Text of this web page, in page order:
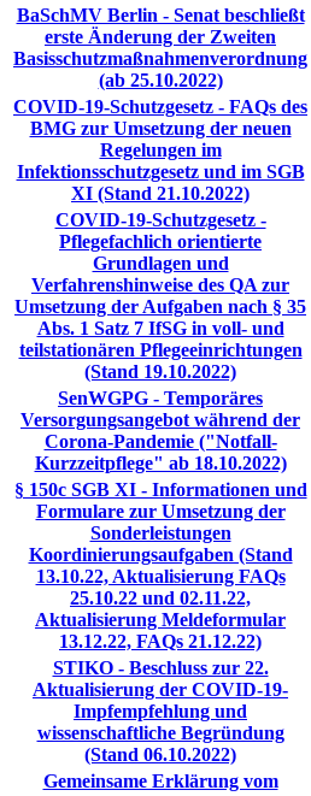
BaSchMV Berlin - Senat beschließt
erste Änderung der Zweiten
Basisschutzmaßnahmenverordnung
(ab 25.10.2022)
COVID-19-Schutzgesetz - FAQs des
BMG zur Umsetzung der neuen
Regelungen im
Infektionsschutzgesetz und im SGB
XI (Stand 21.10.2022)
COVID-19-Schutzgesetz -
Pflegefachlich orientierte
Grundlagen und
Verfahrenshinweise des QA zur
Umsetzung der Aufgaben nach § 35
Abs. 1 Satz 7 IfSG in voll- und
teilstationären Pflegeeinrichtungen
(Stand 19.10.2022)
SenWGPG - Temporäres
Versorgungsangebot während der
Corona-Pandemie ("Notfall-
Kurzzeitpflege" ab 18.10.2022)
§ 150c SGB XI - Informationen und
Formulare zur Umsetzung der
Sonderleistungen
Koordinierungsaufgaben (Stand
13.10.22, Aktualisierung FAQs
25.10.22 und 02.11.22,
Aktualisierung Meldeformular
13.12.22, FAQs 21.12.22)
STIKO - Beschluss zur 22.
Aktualisierung der COVID-19-
Impfempfehlung und
wissenschaftliche Begründung
(Stand 06.10.2022)
Gemeinsame Erklärung vom